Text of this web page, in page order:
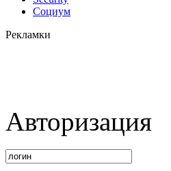
Социум
Рекламки
Авторизация